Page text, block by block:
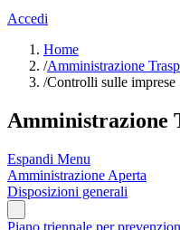
Accedi
Home
/Amministrazione
/Controlli sulle imprese
Amministrazione
Espandi Menu
Amministrazione Aperta
Disposizioni generali
Piano triennale per